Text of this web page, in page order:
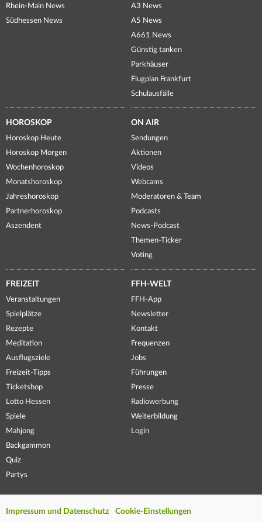
Rhein-Main News
Südhessen News
A3 News
A5 News
A661 News
Günstig tanken
Parkhäuser
Flugplan Frankfurt
Schulausfälle
HOROSKOP
Horoskop Heute
Horoskop Morgen
Wochenhoroskop
Monatshoroskop
Jahreshoroskop
Partnerhoroskop
Aszendent
ON AIR
Sendungen
Aktionen
Videos
Webcams
Moderatoren & Team
Podcasts
News-Podcast
Themen-Ticker
Voting
FREIZEIT
Veranstaltungen
Spielplätze
Rezepte
Meditation
Ausflugsziele
Freizeit-Tipps
Ticketshop
Lotto Hessen
Spiele
Mahjong
Backgammon
Quiz
Partys
FFH-WELT
FFH-App
Newsletter
Kontakt
Frequenzen
Jobs
Führungen
Presse
Radiowerbung
Weiterbildung
Login
Impressum und Datenschutz Cookie-Einstellungen